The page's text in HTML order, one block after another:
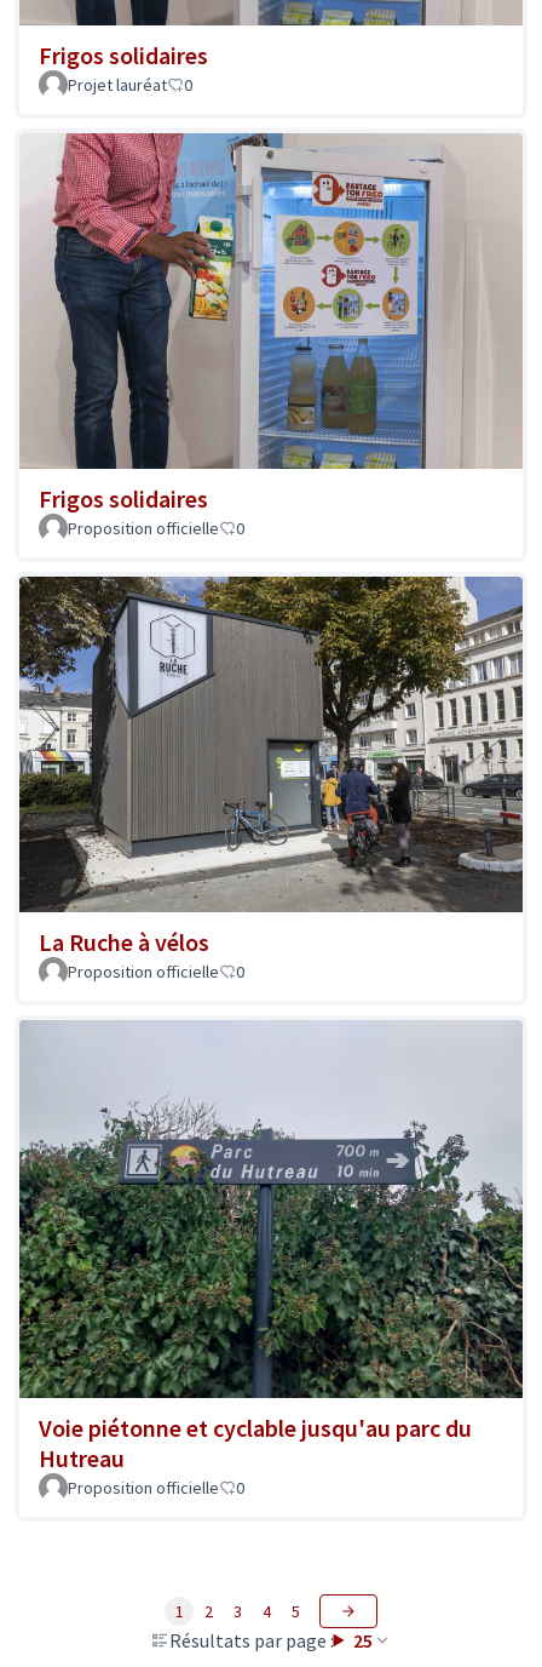
Frigos solidaires
Projet lauréat 0
Frigos solidaires
Proposition officielle 0
La Ruche à vélos
Proposition officielle 0
Voie piétonne et cyclable jusqu'au parc du
Hutreau
Proposition officielle 0
Résultats par page : 25
1 2 3 4 5